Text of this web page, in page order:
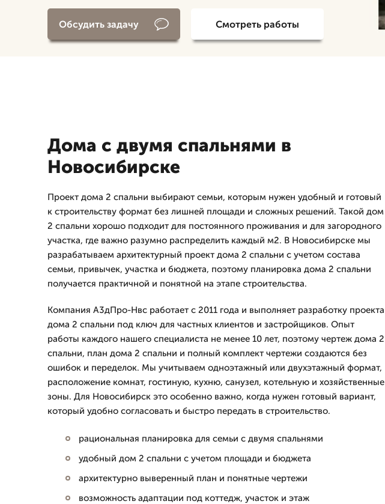
Обсудить задачу Смотреть работы
Дома с двумя спальнями в
Новосибирске
Проект дома 2 спальни выбирают семьи, которым нужен удобный и готовый
к строительству формат без лишней площади и сложных решений. Такой дом
2 спальни хорошо подходит для постоянного проживания и для загородного
участка, где важно разумно распределить каждый м2. В Новосибирске мы
разрабатываем архитектурный проект дома 2 спальни с учетом состава
семьи, привычек, участка и бюджета, поэтому планировка дома 2 спальни
получается практичной и понятной на этапе строительства.
Компания А3дПро-Нвс работает с 2011 года и выполняет разработку проекта
дома 2 спальни под ключ для частных клиентов и застройщиков. Опыт
работы каждого нашего специалиста не менее 10 лет, поэтому чертеж дома 2
спальни, план дома 2 спальни и полный комплект чертежи создаются без
ошибок и переделок. Мы учитываем одноэтажный или двухэтажный формат,
расположение комнат, гостиную, кухню, санузел, котельную и хозяйственные
зоны. Для Новосибирск это особенно важно, когда нужен готовый вариант,
который удобно согласовать и быстро передать в строительство.
рациональная планировка для семьи с двумя спальнями
удобный дом 2 спальни с учетом площади и бюджета
архитектурно выверенный план и понятные чертежи
возможность адаптации под коттедж, участок и этаж